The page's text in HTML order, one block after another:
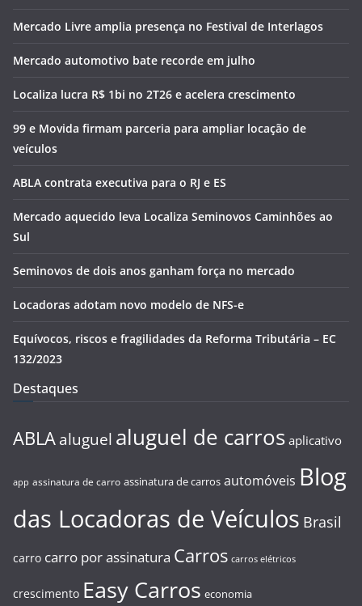
Mercado Livre amplia presença no Festival de Interlagos
Mercado automotivo bate recorde em julho
Localiza lucra R$ 1bi no 2T26 e acelera crescimento
99 e Movida firmam parceria para ampliar locação de
veículos
ABLA contrata executiva para o RJ e ES
Mercado aquecido leva Localiza Seminovos Caminhões ao
Sul
Seminovos de dois anos ganham força no mercado
Locadoras adotam novo modelo de NFS-e
Equívocos, riscos e fragilidades da Reforma Tributária – EC
132/2023
Destaques
ABLA aluguel aluguel de carros aplicativo
app assinatura de carro assinatura de carros automóveis Blog
das Locadoras de Veículos Brasil
carro carro por assinatura Carros carros elétricos
crescimento Easy Carros economia